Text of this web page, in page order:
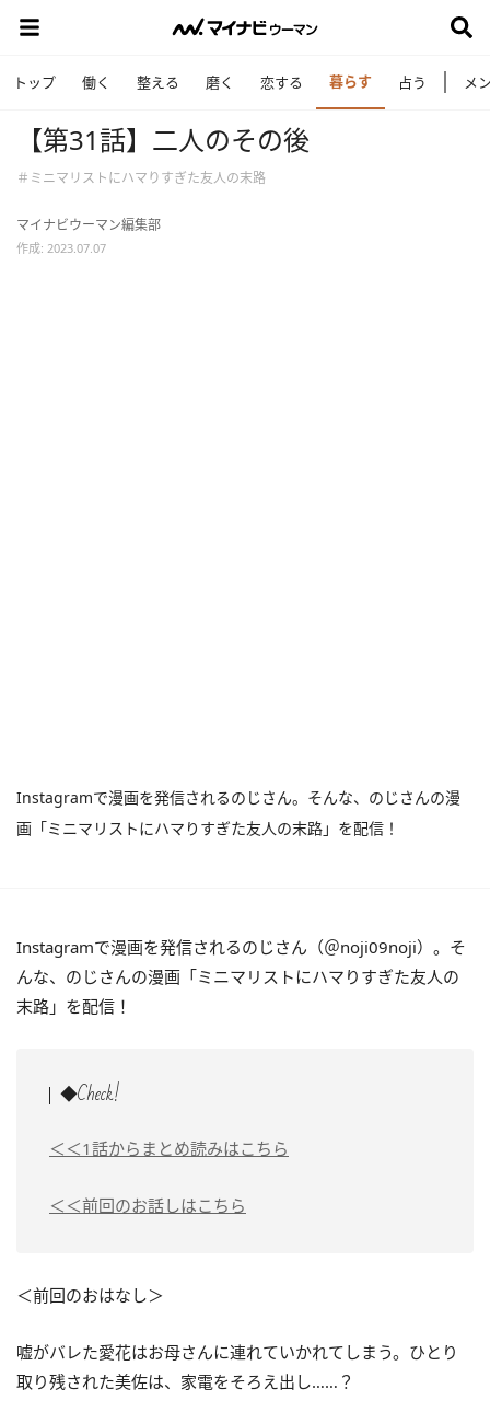
トップ 働く 整える 磨く 恋する 暮らす 占う メ
【第31話】二人のその後
＃ミニマリストにハマりすぎた友人の末路
マイナビウーマン編集部
作成: 2023.07.07
Instagramで漫画を発信されるのじさん。そんな、のじさんの漫
画「ミニマリストにハマりすぎた友人の末路」を配信！
Instagramで漫画を発信されるのじさん（＠noji09noji）。そ
んな、のじさんの漫画「ミニマリストにハマりすぎた友人の
末路」を配信！
◆Check!
＜＜1話からまとめ読みはこちら
＜＜前回のお話しはこちら
＜前回のおはなし＞
嘘がバレた愛花はお母さんに連れていかれてしまう。ひとり
取り残された美佐は、家電をそろえ出し……？